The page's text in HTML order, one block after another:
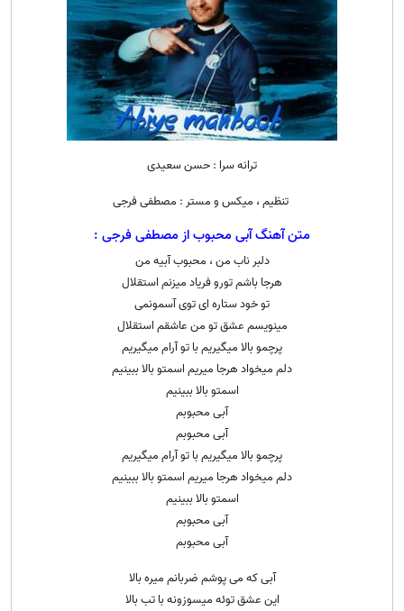
ترانه سرا : حسن سعیدی
تنظیم ، میکس و مستر : مصطفی فرجی
متن آهنگ آبی محبوب از مصطفی فرجی :
دلبر ناب من ، محبوب آبیه من
هرجا باشم تورو فریاد میزنم استقلال
تو خود ستاره ای توی آسمونمی
مینویسم عشق تو من عاشقم استقلال
پرچمو بالا میگیریم با تو آرام میگیریم
دلم میخواد هرجا میریم اسمتو بالا ببینیم
اسمتو بالا ببینیم
آبی محبوبم
آبی محبوبم
پرچمو بالا میگیریم با تو آرام میگیریم
دلم میخواد هرجا میریم اسمتو بالا ببینیم
اسمتو بالا ببینیم
آبی محبوبم
آبی محبوبم
آبی که می پوشم ضربانم میره بالا
این عشق توئه میسوزونه با تب بالا